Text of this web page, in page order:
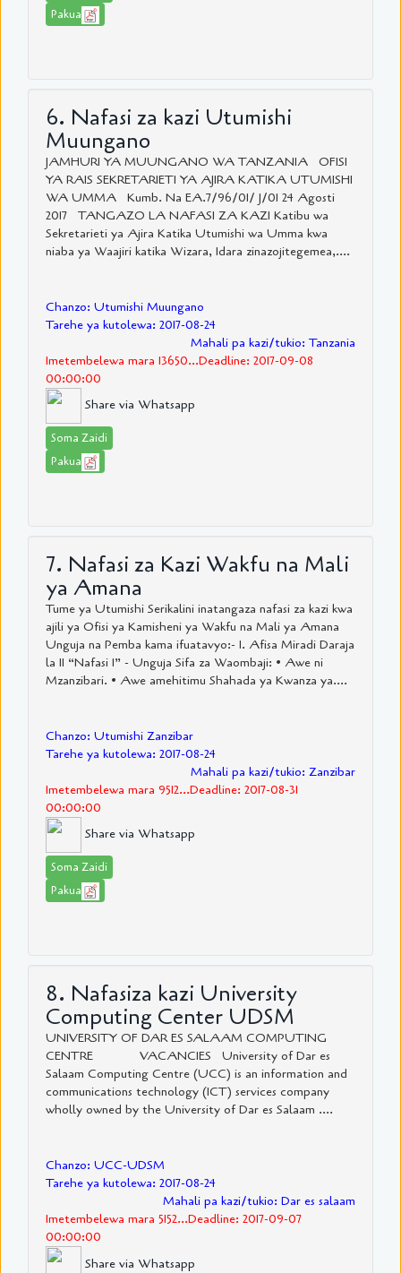
Pakua
6. Nafasi za kazi Utumishi
Muungano
JAMHURI YA MUUNGANO WA TANZANIA OFISI
YA RAIS SEKRETARIETI YA AJIRA KATIKA UTUMISHI
WA UMMA Kumb. Na EA.7/96/01/ J/01 24 Agosti
2017 TANGAZO LA NAFASI ZA KAZI Katibu wa
Sekretarieti ya Ajira Katika Utumishi wa Umma kwa
niaba ya Waajiri katika Wizara, Idara zinazojitegemea,....
Chanzo: Utumishi Muungano
Tarehe ya kutolewa: 2017-08-24
Mahali pa kazi/tukio: Tanzania
Imetembelewa mara 13650...Deadline: 2017-09-08
00:00:00
Share via Whatsapp
Soma Zaidi
Pakua
7. Nafasi za Kazi Wakfu na Mali
ya Amana
Tume ya Utumishi Serikalini inatangaza nafasi za kazi kwa
ajili ya Ofisi ya Kamisheni ya Wakfu na Mali ya Amana
Unguja na Pemba kama ifuatavyo:- 1. Afisa Miradi Daraja
la II “Nafasi 1” - Unguja Sifa za Waombaji: • Awe ni
Mzanzibari. • Awe amehitimu Shahada ya Kwanza ya....
Chanzo: Utumishi Zanzibar
Tarehe ya kutolewa: 2017-08-24
Mahali pa kazi/tukio: Zanzibar
Imetembelewa mara 9512...Deadline: 2017-08-31
00:00:00
Share via Whatsapp
Soma Zaidi
Pakua
8. Nafasiza kazi University
Computing Center UDSM
UNIVERSITY OF DAR ES SALAAM COMPUTING
CENTRE VACANCIES University of Dar es
Salaam Computing Centre (UCC) is an information and
communications technology (ICT) services company
wholly owned by the University of Dar es Salaam ....
Chanzo: UCC-UDSM
Tarehe ya kutolewa: 2017-08-24
Mahali pa kazi/tukio: Dar es salaam
Imetembelewa mara 5152...Deadline: 2017-09-07
00:00:00
Share via Whatsapp